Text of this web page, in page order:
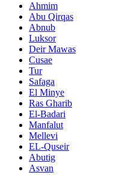
Ahmim
Abu Qirqas
Abnub
Luksor
Deir Mawas
Cusae
Tur
Safaga
El Minye
Ras Gharib
El-Badari
Manfalut
Mellevi
EL-Quseir
Abutig
Asvan